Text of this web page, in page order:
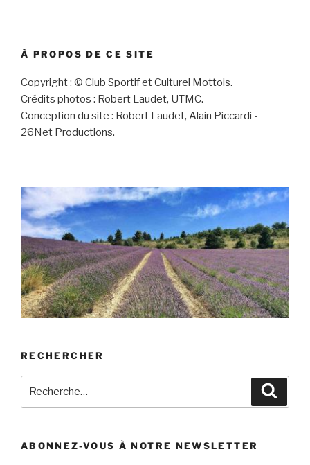
À PROPOS DE CE SITE
Copyright : © Club Sportif et Culturel Mottois.
Crédits photos : Robert Laudet, UTMC.
Conception du site : Robert Laudet, Alain Piccardi -
26Net Productions.
RECHERCHER
ABONNEZ-VOUS À NOTRE NEWSLETTER